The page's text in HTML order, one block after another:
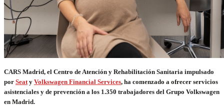
CARS Madrid, el Centro de Atención y Rehabilitación Sanitaria impulsado
por Seaty Volkswagen Financial Services, ha comenzado a ofrecer servicios
asistenciales y de prevención a los 1.350 trabajadores del Grupo Volkswagen
en Madrid.